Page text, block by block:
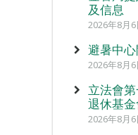
及信息
2026年8月6
避暑中
2026年8月6
立法會
退休基
2026年8月6